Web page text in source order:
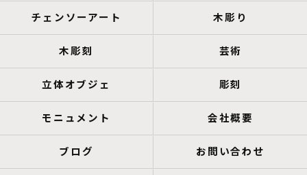
チェンソーアート 木彫り
木彫刻 芸術
立体オブジェ 彫刻
モニュメント 会社概要
ブログ お問い合わせ